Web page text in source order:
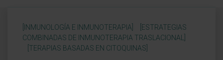
[INMUNOLOGÍA E INMUNOTERAPIA]
[ESTRATEGIAS
COMBINADAS DE INMUNOTERAPIA TRASLACIONAL]
[TERAPIAS BASADAS EN CITOQUINAS]